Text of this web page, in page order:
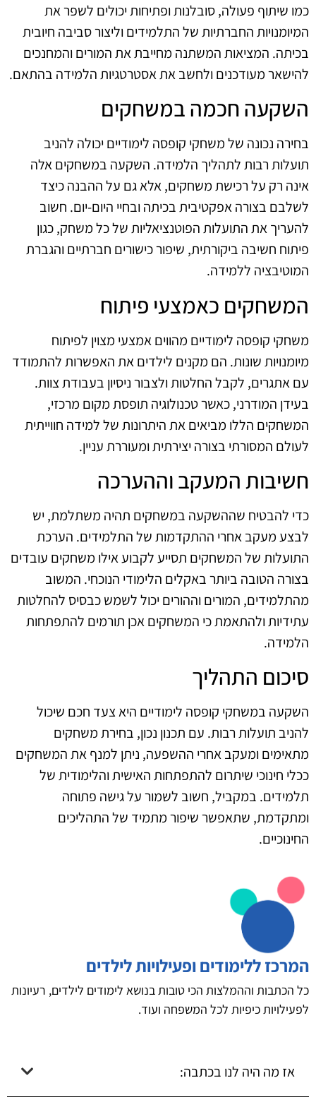
כמו שיתוף פעולה, סובלנות ופתיחות יכולים לשפר את
המיומנויות החברתיות של התלמידים וליצור סביבה חיובית
בכיתה. המציאות המשתנה מחייבת את המורים והמחנכים
להישאר מעודכנים ולחשב את אסטרטגיות הלמידה בהתאם.
השקעה חכמה במשחקים
בחירה נכונה של משחקי קופסה לימודיים יכולה להניב
תועלות רבות לתהליך הלמידה. השקעה במשחקים אלה
אינה רק על רכישת משחקים, אלא גם על ההבנה כיצד
לשלבם בצורה אפקטיבית בכיתה ובחיי היום-יום. חשוב
להעריך את התועלות הפוטנציאליות של כל משחק, כגון
פיתוח חשיבה ביקורתית, שיפור כישורים חברתיים והגברת
המוטיבציה ללמידה.
המשחקים כאמצעי פיתוח
משחקי קופסה לימודיים מהווים אמצעי מצוין לפיתוח
מיומנויות שונות. הם מקנים לילדים את האפשרות להתמודד
עם אתגרים, לקבל החלטות ולצבור ניסיון בעבודת צוות.
בעידן המודרני, כאשר טכנולוגיה תופסת מקום מרכזי,
המשחקים הללו מביאים את היתרונות של למידה חווייתית
לעולם המסורתי בצורה יצירתית ומעוררת עניין.
חשיבות המעקב וההערכה
כדי להבטיח שההשקעה במשחקים תהיה משתלמת, יש
לבצע מעקב אחרי ההתקדמות של התלמידים. הערכת
התועלות של המשחקים תסייע לקבוע אילו משחקים עובדים
בצורה הטובה ביותר באקלים הלימודי הנוכחי. המשוב
מהתלמידים, המורים וההורים יכול לשמש כבסיס להחלטות
עתידיות ולהתאמת כי המשחקים אכן תורמים להתפתחות
הלמידה.
סיכום התהליך
השקעה במשחקי קופסה לימודיים היא צעד חכם שיכול
להניב תועלות רבות. עם תכנון נכון, בחירת משחקים
מתאימים ומעקב אחרי ההשפעה, ניתן למנף את המשחקים
ככלי חינוכי שיתרום להתפתחות האישית והלימודית של
תלמידים. במקביל, חשוב לשמור על גישה פתוחה
ומתקדמת, שתאפשר שיפור מתמיד של התהליכים
החינוכיים.
המרכז ללימודים ופעילויות לילדים
כל הכתבות וההמלצות הכי טובות בנושא לימודים לילדים, רעיונות
לפעילויות כיפיות לכל המשפחה ועוד.
אז מה היה לנו בכתבה: